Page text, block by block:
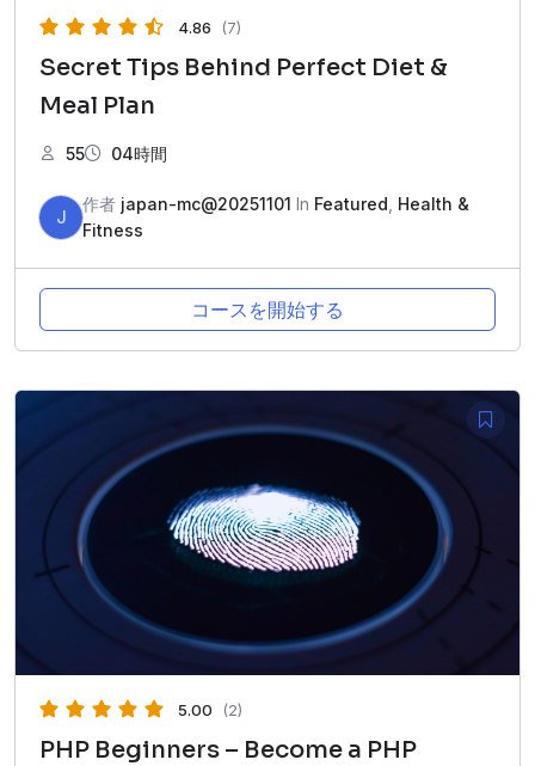
4.86 (7)
Secret Tips Behind Perfect Diet &
Meal Plan
55 04時間
J
作者 japan-mc@20251101 In Featured Health &
Fitness
コースを開始する
5.00 (2)
PHP Beginners – Become a PHP